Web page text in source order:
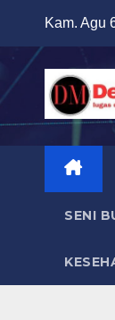
content
Kam. Agu
SENI